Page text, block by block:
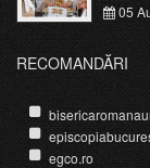
05
RECOMANDĂRI
egco.ro